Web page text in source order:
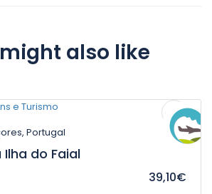
also like
Portugal
do Faial
39,10€